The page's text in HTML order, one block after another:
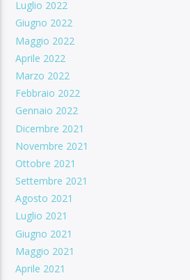
Luglio 2022
Giugno 2022
Maggio 2022
Aprile 2022
Marzo 2022
Febbraio 2022
Gennaio 2022
Dicembre 2021
Novembre 2021
Ottobre 2021
Settembre 2021
Agosto 2021
Luglio 2021
Giugno 2021
Maggio 2021
Aprile 2021